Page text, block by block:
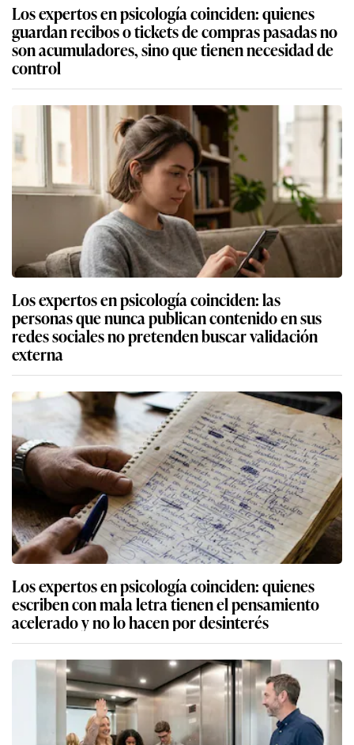
Los expertos en psicología coinciden: quienes
guardan recibos o tickets de compras pasadas no
son acumuladores, sino que tienen necesidad de
control
Los expertos en psicología coinciden: las
personas que nunca publican contenido en sus
redes sociales no pretenden buscar validación
externa
Los expertos en psicología coinciden: quienes
escriben con mala letra tienen el pensamiento
acelerado y no lo hacen por desinterés